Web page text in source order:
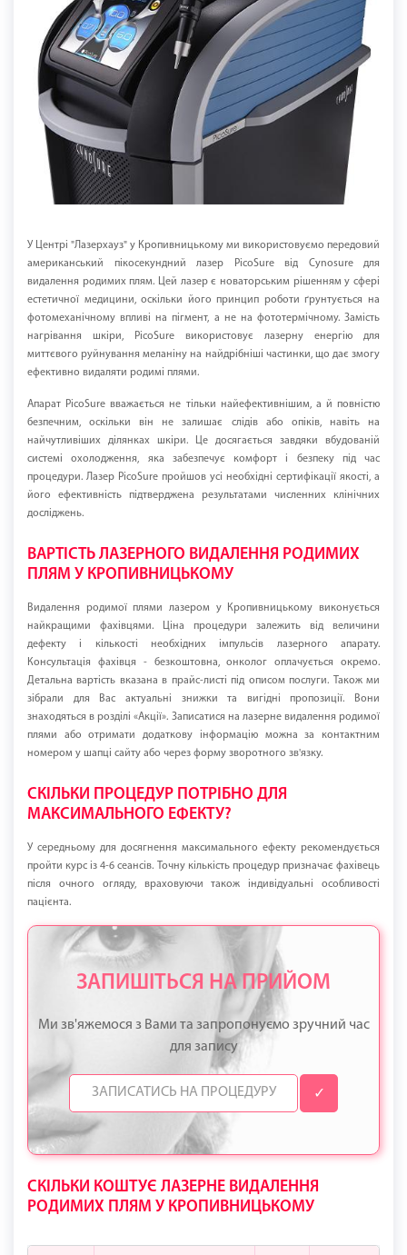
У Центрі "Лазерхауз" у Кропивницькому ми використовуємо передовий
американський пікосекундний лазер PicoSure від Cynosure для
видалення родимих плям. Цей лазер є новаторським рішенням у сфері
естетичної медицини, оскільки його принцип роботи ґрунтується на
фотомеханічному впливі на пігмент, а не на фототермічному. Замість
нагрівання шкіри, PicoSure використовує лазерну енергію для
миттєвого руйнування меланіну на найдрібніші частинки, що дає змогу
ефективно видаляти родимі плями.
Апарат PicoSure вважається не тільки найефективнішим, а й повністю
безпечним, оскільки він не залишає слідів або опіків, навіть на
найчутливіших ділянках шкіри. Це досягається завдяки вбудованій
системі охолодження, яка забезпечує комфорт і безпеку під час
процедури. Лазер PicoSure пройшов усі необхідні сертифікації якості, а
його ефективність підтверджена результатами численних клінічних
досліджень.
ВАРТІСТЬ ЛАЗЕРНОГО ВИДАЛЕННЯ РОДИМИХ
ПЛЯМ У КРОПИВНИЦЬКОМУ
Видалення родимої плями лазером у Кропивницькому виконується
найкращими фахівцями. Ціна процедури залежить від величини
дефекту і кількості необхідних імпульсів лазерного апарату.
Консультація фахівця - безкоштовна, онколог оплачується окремо.
Детальна вартість вказана в прайс-листі під описом послуги. Також ми
зібрали для Вас актуальні знижки та вигідні пропозиції. Вони
знаходяться в розділі «Акції». Записатися на лазерне видалення родимої
плями або отримати додаткову інформацію можна за контактним
номером у шапці сайту або через форму зворотного зв'язку.
СКІЛЬКИ ПРОЦЕДУР ПОТРІБНО ДЛЯ
МАКСИМАЛЬНОГО ЕФЕКТУ?
У середньому для досягнення максимального ефекту рекомендується
пройти курс із 4-6 сеансів. Точну кількість процедур призначає фахівець
після очного огляду, враховуючи також індивідуальні особливості
пацієнта.
ЗАПИШІТЬСЯ НА ПРИЙОМ
Ми зв'яжемося з Вами та запропонуємо зручний час
для запису
✓
СКІЛЬКИ КОШТУЄ ЛАЗЕРНЕ ВИДАЛЕННЯ
РОДИМИХ ПЛЯМ У КРОПИВНИЦЬКОМУ